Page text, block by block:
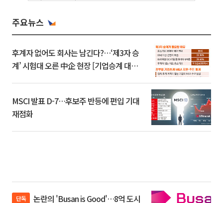
주요뉴스
후계자 없어도 회사는 남긴다?…‘제3자 승
계’ 시험대 오른 中企 현장 [기업승계 대전
MSCI 발표 D-7…후보주 반등에 편입 기대
재점화
단독